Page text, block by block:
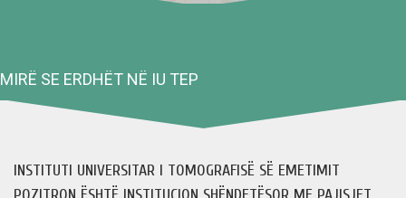
MIRË SE ERDHËT NË IU TEP
INSTITUTI UNIVERSITAR I TOMOGRAFISË SË EMETIMIT